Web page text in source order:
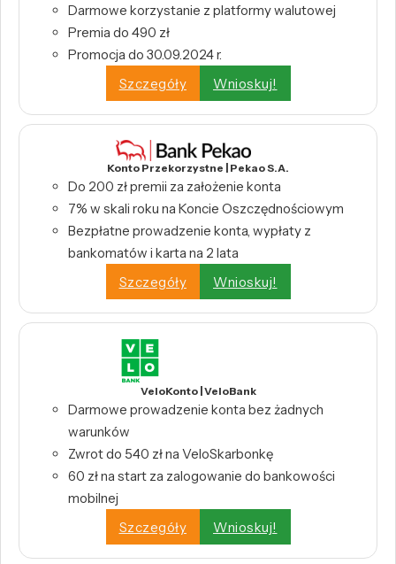
Darmowe korzystanie z platformy walutowej
Premia do 490 zł
Promocja do 30.09.2024 r.
Szczegóły
Wnioskuj!
Konto Przekorzystne | Pekao S.A.
Do 200 zł premii za założenie konta
7% w skali roku na Koncie Oszczędnościowym
Bezpłatne prowadzenie konta, wypłaty z
bankomatów i karta na 2 lata
Szczegóły
Wnioskuj!
VeloKonto | VeloBank
Darmowe prowadzenie konta bez żadnych
warunków
Zwrot do 540 zł na VeloSkarbonkę
60 zł na start za zalogowanie do bankowości
mobilnej
Szczegóły
Wnioskuj!